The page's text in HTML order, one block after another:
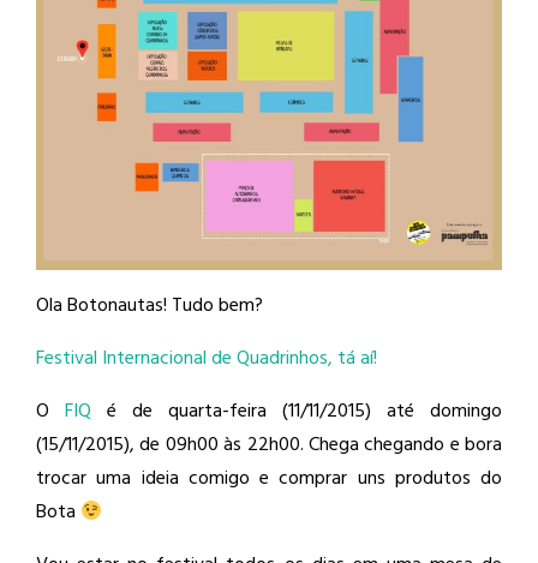
Ola Botonautas! Tudo bem?
Festival Internacional de Quadrinhos, tá aí!
O FIQ é de quarta-feira (11/11/2015) até domingo
(15/11/2015), de 09h00 às 22h00. Chega chegando e bora
trocar uma ideia comigo e comprar uns produtos do
Bota